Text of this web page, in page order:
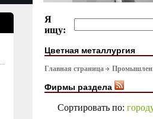
Я
ищу:
Цветная металлургия
Главная страница
Фирмы раздела
Сортировать по: